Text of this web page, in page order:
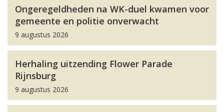
Ongeregeldheden na WK-duel kwamen voor
gemeente en politie onverwacht
9 augustus 2026
Herhaling uitzending Flower Parade
Rijnsburg
9 augustus 2026